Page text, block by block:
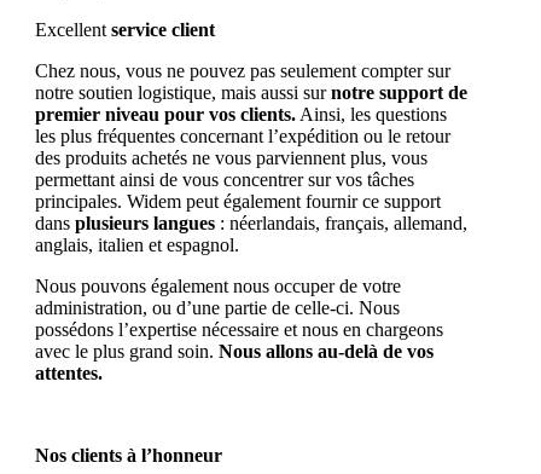
Excellentservice client
Chez nous, vous ne pouvez pas seulement compter sur
notre soutien logistique, mais aussi surnotre support de
premier niveau pour vos clients. Ainsi, les questions
les plus fréquentes concernant l’expédition ou le retour
des produits achetés ne vous parviennent plus, vous
permettant ainsi de vous concentrer sur vos tâches
principales. Widem peut également fournir ce support
dansplusieurs langues : néerlandais, français, allemand,
anglais, italien et espagnol.
Nous pouvons également nous occuper de votre
administration, ou d’une partie de celle-ci. Nous
possédons l’expertise nécessaire et nous en chargeons
avec le plus grand soin.Nous allons au-delà de vos
attentes.
Nos clients à l’honneur